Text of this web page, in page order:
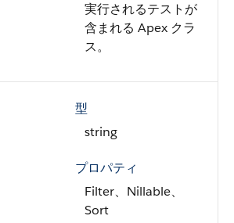
実行されるテストが
含まれる Apex クラ
ス。
型
string
プロパティ
Filter、Nillable、
Sort